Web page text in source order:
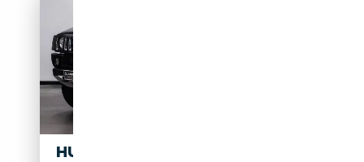
HUMMER H2 6.0 V8 BTW